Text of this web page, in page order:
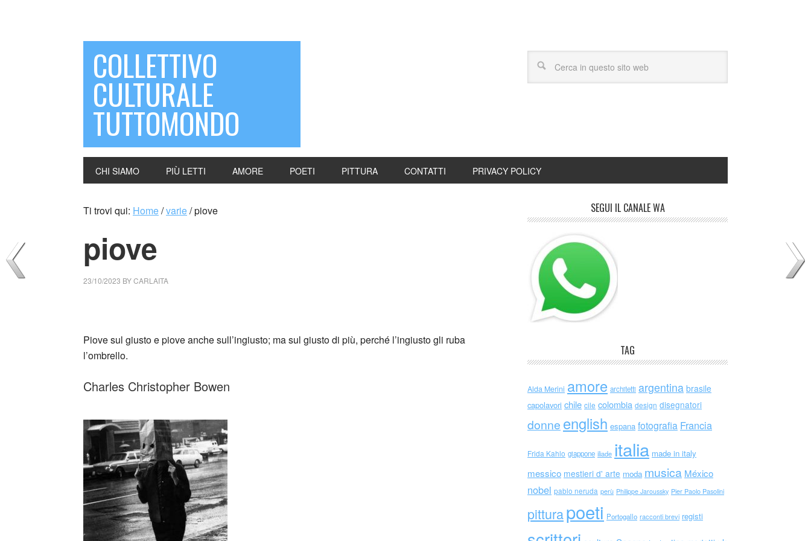
COLLETTIVO
CULTURALE
TUTTOMONDO
CHI SIAMO PIÙ LETTI AMORE POETI PITTURA CONTATTI PRIVACY POLICY
Ti trovi qui: Home/varie/piove
piove
23/10/2023 BYCARLAITA
Piove sul giusto e piove anche sull’ingiusto; ma sul giusto di più, perché l’ingiusto gli ruba
l’ombrello.
Charles Christopher Bowen
SEGUI IL CANALE WA
TAG
Alda Merini amore architetti argentina brasile
capolavori chile cile colombia design disegnatori
donne english espana fotografia Francia
Frida Kahlo giappone iliade italia made in italy
messico mestieri d' arte moda musica México
nobel pablo neruda perù Philippe Jaroussky Pier Paolo Pasolini
pitturapoeti Portogallo racconti brevi registi